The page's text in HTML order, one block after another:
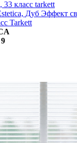
Дуб Эффект
Tarkett
9